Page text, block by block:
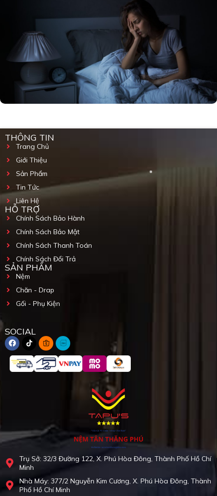
Trụ Sở: 32/3 Đường 122, X. Phú Hòa Đông, Thành Phố Hồ Chí
Minh
Nhà Máy: 377/2 Nguyễn Kim Cương, X. Phú Hòa Đông, Thành
Phố Hồ Chí Minh
THÔNG TIN
Trang Chủ
Giới Thiệu
Sản Phẩm
Tin Tức
Liên Hệ
HỖ TRỢ
Chính Sách Bảo Hành
Chính Sách Bảo Mật
Chính Sách Thanh Toán
Chính Sách Đổi Trả
SẢN PHẨM
Nệm
Chăn - Drap
Gối - Phụ Kiện
SOCIAL